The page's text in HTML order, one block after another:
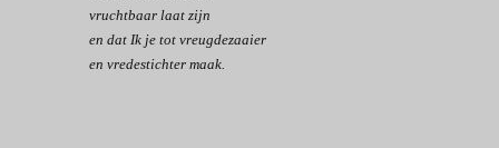
vruchtbaar laat zijn
en dat Ik je tot vreugdezaaier
en vredestichter maak.